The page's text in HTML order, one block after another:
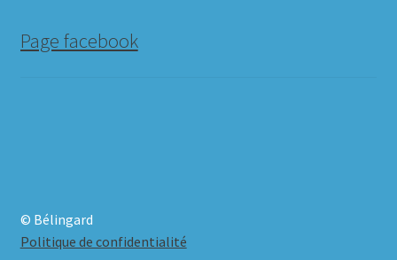
Page facebook
© Bélingard
Politique de confidentialité